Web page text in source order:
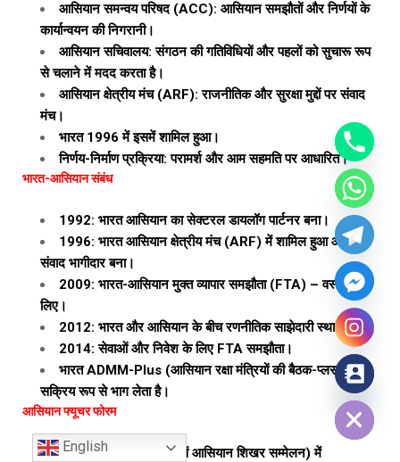
आसियान समन्वय परिषद (ACC): आसियान समझौतों और निर्णयों के
कार्यान्वयन की निगरानी।
आसियान सचिवालय: संगठन की गतिविधियों और पहलों को सुचारू रूप
से चलाने में मदद करता है।
आसियान क्षेत्रीय मंच (ARF): राजनीतिक और सुरक्षा मुद्दों पर संवाद
मंच।
भारत 1996 में इसमें शामिल हुआ।
निर्णय-निर्माण प्रक्रिया: परामर्श और आम सहमति पर आधारित।
भारत-आसियान संबंध
1992: भारत आसियान का सेक्टरल डायलॉग पार्टनर बना।
1996: भारत आसियान क्षेत्रीय मंच (ARF) में शामिल हुआ और पूर्ण
संवाद भागीदार बना।
2009: भारत-आसियान मुक्त व्यापार समझौता (FTA) – वस्तुओं के
लिए।
2012: भारत और आसियान के बीच रणनीतिक साझेदारी स्थापित हुई।
2014: सेवाओं और निवेश के लिए FTA समझौता।
भारत ADMM-Plus (आसियान रक्षा मंत्रियों की बैठक-प्लस) में
सक्रिय रूप से भाग लेता है।
आसियान फ्यूचर फोरम
वियतनाम द्वारा 2023 (43वें आसियान शिखर सम्मेलन) में
English
Hide chaty